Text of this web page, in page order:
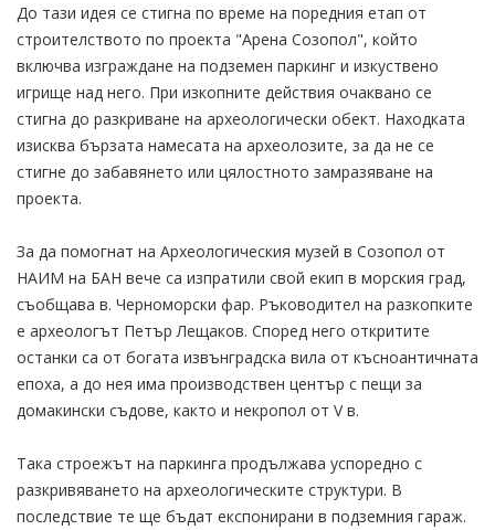
До тази идея се стигна по време на поредния етап от
строителството по проекта "Арена Созопол", който
включва изграждане на подземен паркинг и изкуствено
игрище над него. При изкопните действия очаквано се
стигна до разкриване на археологически обект. Находката
изисква бързата намесата на археолозите, за да не се
стигне до забавянето или цялостното замразяване на
проекта.
За да помогнат на Археологическия музей в Созопол от
НАИМ на БАН вече са изпратили свой екип в морския град,
съобщава в. Черноморски фар. Ръководител на разкопките
е археологът Петър Лещаков. Според него откритите
останки са от богата извънградска вила от късноантичната
епоха, а до нея има производствен център с пещи за
домакински съдове, както и некропол от V в.
Така строежът на паркинга продължава успоредно с
разкривяването на археологическите структури. В
последствие те ще бъдат експонирани в подземния гараж.